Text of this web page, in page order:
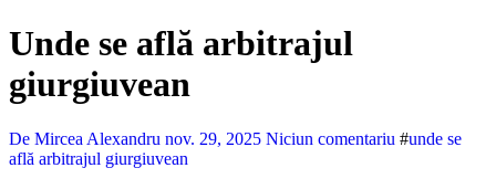
Unde se află arbitrajul
giurgiuvean
De Mircea Alexandru nov. 29, 2025 Niciun comentariu #unde se
află arbitrajul giurgiuvean